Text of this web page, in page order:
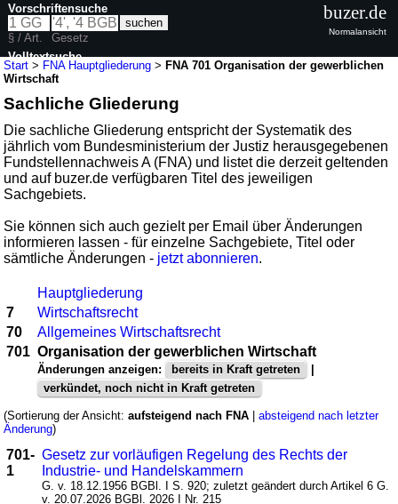
Start > FNA Hauptgliederung >FNA 701 Organisation der gewerblichen
Wirtschaft
Sachliche Gliederung
Die sachliche Gliederung entspricht der Systematik des
jährlich vom Bundesministerium der Justiz herausgegebenen
Fundstellennachweis A (FNA) und listet die derzeit geltenden
und auf buzer.de verfügbaren Titel des jeweiligen
Sachgebiets.
Sie können sich auch gezielt per Email über Änderungen
informieren lassen - für einzelne Sachgebiete, Titel oder
sämtliche Änderungen - jetzt abonnieren.
Hauptgliederung
7
Wirtschaftsrecht
70
Allgemeines Wirtschaftsrecht
701 Organisation der gewerblichen Wirtschaft
Änderungen anzeigen: bereits in Kraft getreten
|
verkündet, noch nicht in Kraft getreten
(Sortierung der Ansicht:aufsteigend nach FNA |absteigend nach letzter
Änderung)
701-
1
Gesetz zur vorläufigen Regelung des Rechts der
Industrie- und Handelskammern
G. v. 18.12.1956 BGBl. I S. 920; zuletzt geändert durch Artikel 6 G.
v. 20.07.2026 BGBl. 2026 I Nr. 215
Vorschriftensuche
§ / Art.
Gesetz
Volltextsuche
buzer.de
Normalansicht